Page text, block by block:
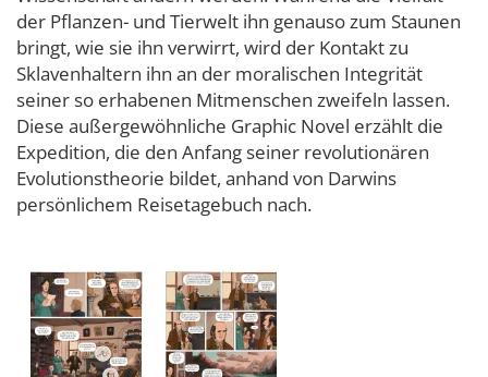
der Pflanzen- und Tierwelt ihn genauso zum Staunen
bringt, wie sie ihn verwirrt, wird der Kontakt zu
Sklavenhaltern ihn an der moralischen Integrität
seiner so erhabenen Mitmenschen zweifeln lassen.
Diese außergewöhnliche Graphic Novel erzählt die
Expedition, die den Anfang seiner revolutionären
Evolutionstheorie bildet, anhand von Darwins
persönlichem Reisetagebuch nach.